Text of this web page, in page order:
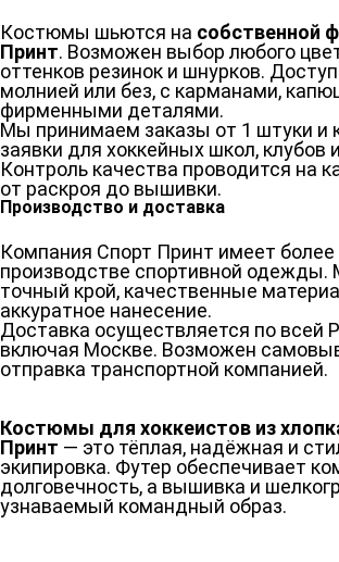
Костюмы шьются на собственной
Принт. Возможен выбор любого
оттенков резинок и шнурков.
молнией или без, с карманами,
фирменными деталями.
Мы принимаем заказы от 1 штуки и
заявки для хоккейных школ, клубов
Контроль качества проводится на
от раскроя до вышивки.
Производство и доставка
Компания Спорт Принт имеет более
производстве спортивной одежды.
точный крой, качественные
аккуратное нанесение.
Доставка осуществляется по всей
включая Москве. Возможен
отправка транспортной компанией.
Костюмы для хоккеистов из
Принт — это тёплая, надёжная и
экипировка. Футер обеспечивает
долговечность, а вышивка и
узнаваемый командный образ.